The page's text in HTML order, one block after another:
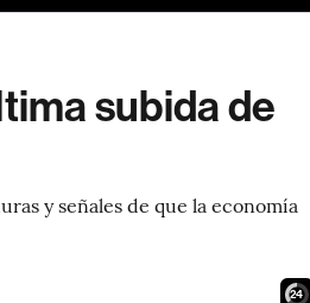
subida de
y señales de que la economía
23